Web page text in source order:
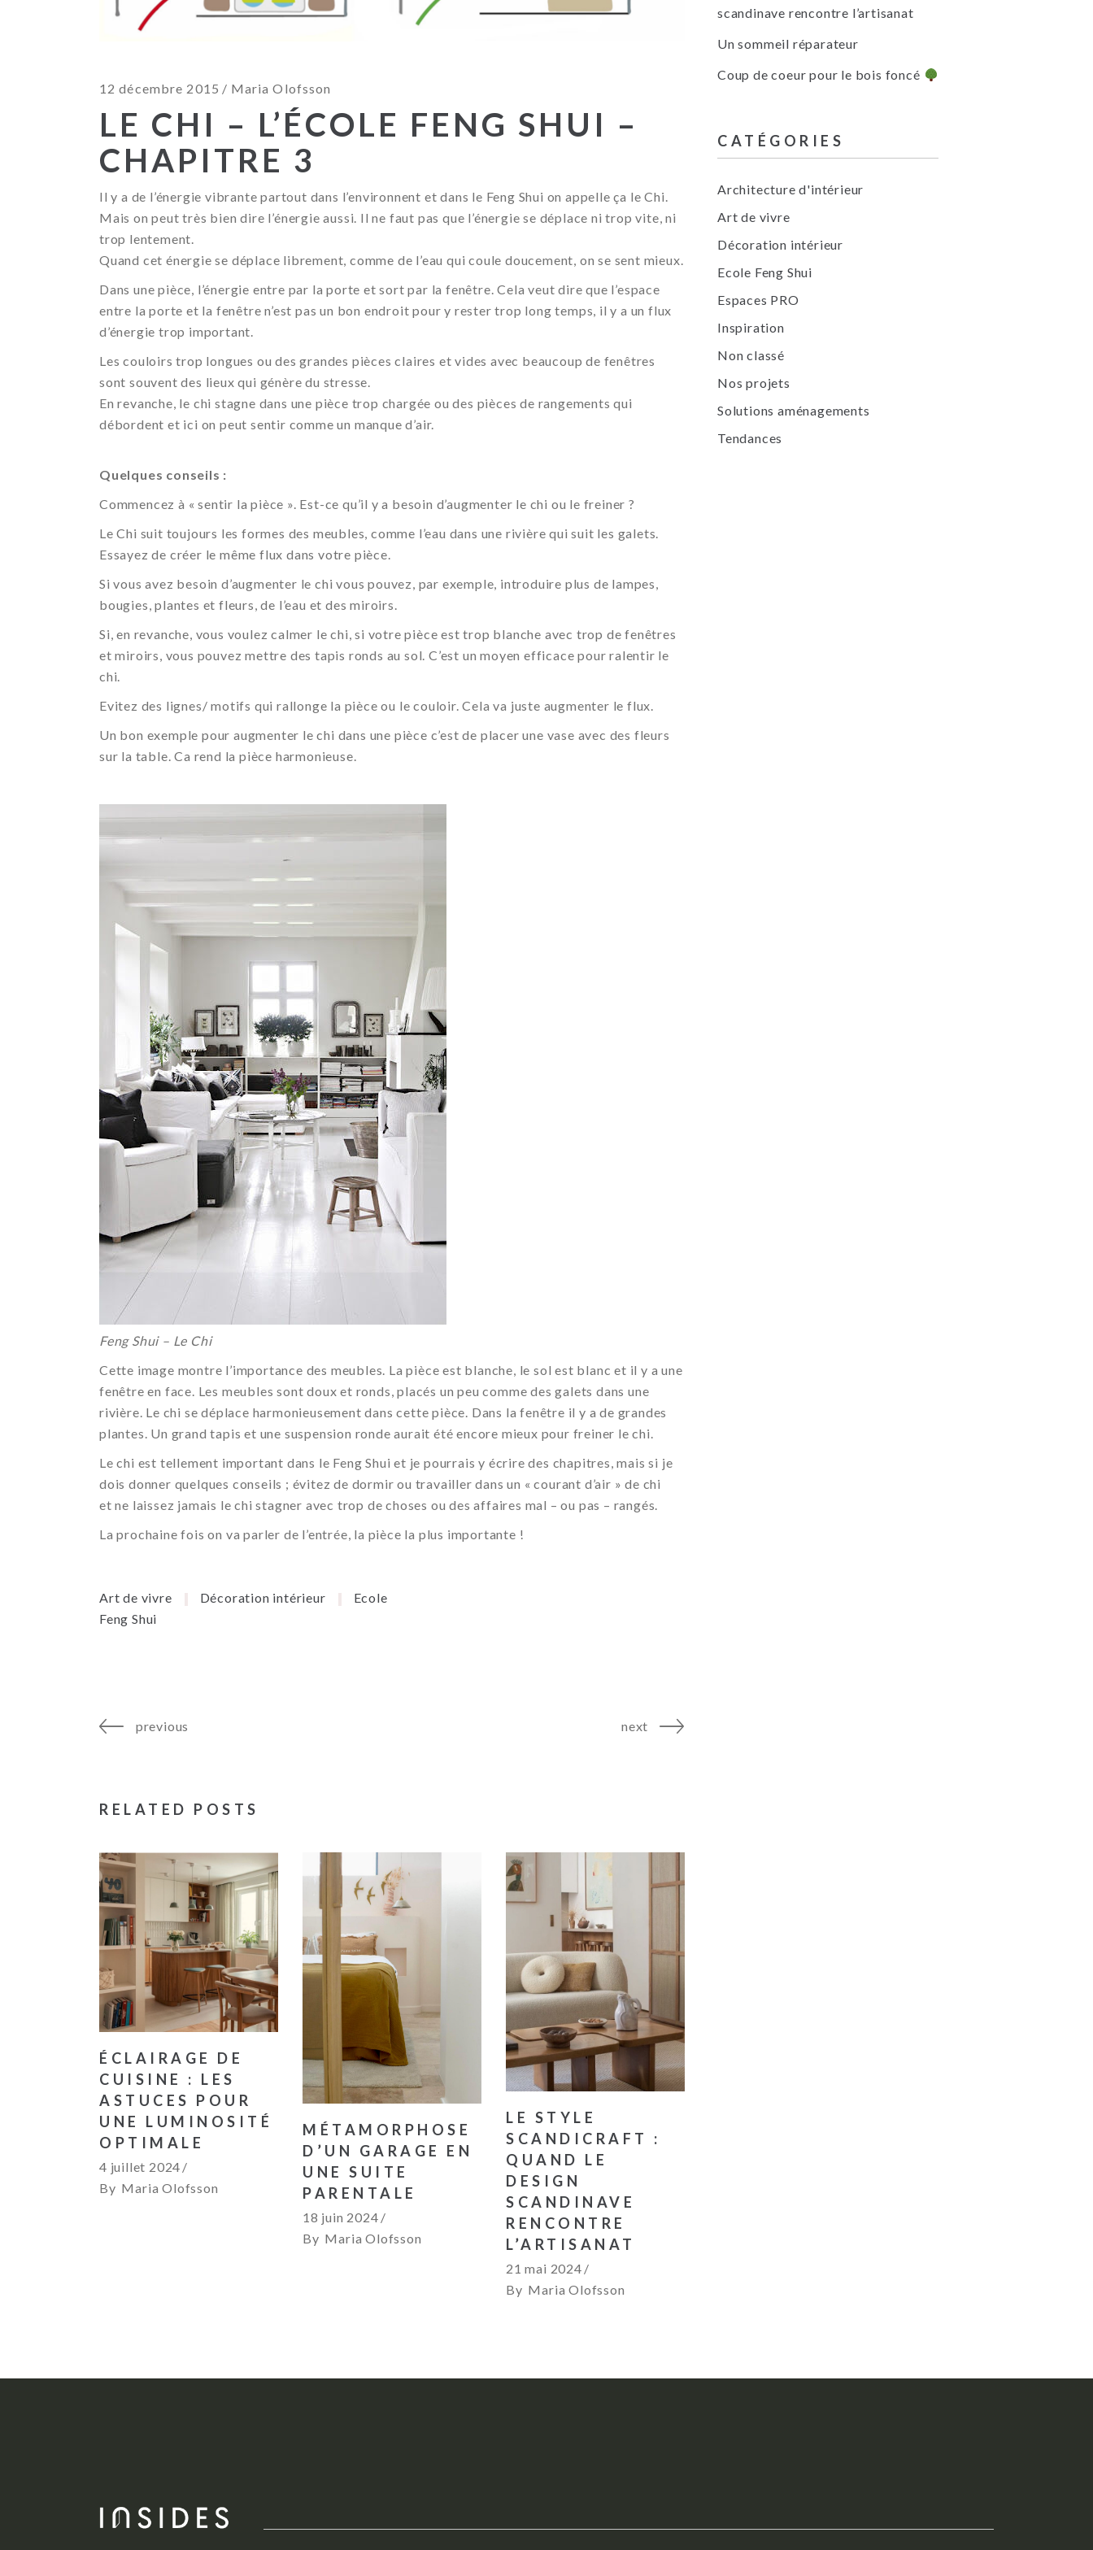
12 décembre 2015 Maria Olofsson
LE CHI – L’ÉCOLE FENG SHUI –
CHAPITRE 3
Il y a de l’énergie vibrante partout dans l’environnent et dans le Feng Shui on appelle ça le Chi.
Mais on peut très bien dire l’énergie aussi. Il ne faut pas que l’énergie se déplace ni trop vite, ni
trop lentement.
Quand cet énergie se déplace librement, comme de l’eau qui coule doucement, on se sent mieux.
Dans une pièce, l’énergie entre par la porte et sort par la fenêtre. Cela veut dire que l’espace
entre la porte et la fenêtre n’est pas un bon endroit pour y rester trop long temps, il y a un flux
d’énergie trop important.
Les couloirs trop longues ou des grandes pièces claires et vides avec beaucoup de fenêtres
sont souvent des lieux qui génère du stresse.
En revanche, le chi stagne dans une pièce trop chargée ou des pièces de rangements qui
débordent et ici on peut sentir comme un manque d’air.
Quelques conseils :
Commencez à « sentir la pièce ». Est-ce qu’il y a besoin d’augmenter le chi ou le freiner ?
Le Chi suit toujours les formes des meubles, comme l’eau dans une rivière qui suit les galets.
Essayez de créer le même flux dans votre pièce.
Si vous avez besoin d’augmenter le chi vous pouvez, par exemple, introduire plus de lampes,
bougies, plantes et fleurs, de l’eau et des miroirs.
Si, en revanche, vous voulez calmer le chi, si votre pièce est trop blanche avec trop de fenêtres
et miroirs, vous pouvez mettre des tapis ronds au sol. C’est un moyen efficace pour ralentir le
chi.
Evitez des lignes/ motifs qui rallonge la pièce ou le couloir. Cela va juste augmenter le flux.
Un bon exemple pour augmenter le chi dans une pièce c’est de placer une vase avec des fleurs
sur la table. Ca rend la pièce harmonieuse.
Feng Shui – Le Chi
Cette image montre l’importance des meubles. La pièce est blanche, le sol est blanc et il y a une
fenêtre en face. Les meubles sont doux et ronds, placés un peu comme des galets dans une
rivière. Le chi se déplace harmonieusement dans cette pièce. Dans la fenêtre il y a de grandes
plantes. Un grand tapis et une suspension ronde aurait été encore mieux pour freiner le chi.
Le chi est tellement important dans le Feng Shui et je pourrais y écrire des chapitres, mais si je
dois donner quelques conseils ; évitez de dormir ou travailler dans un « courant d’air » de chi
et ne laissez jamais le chi stagner avec trop de choses ou des affaires mal – ou pas – rangés.
La prochaine fois on va parler de l’entrée, la pièce la plus importante !
Art de vivre Décoration intérieur
Ecole
Feng Shui
previous next
RELATED POSTS
ÉCLAIRAGE DE
CUISINE : LES
ASTUCES POUR
UNE LUMINOSITÉ
OPTIMALE
4 juillet 2024
By Maria Olofsson
MÉTAMORPHOSE
D’UN GARAGE EN
UNE SUITE
PARENTALE
18 juin 2024
By Maria Olofsson
LE STYLE
SCANDICRAFT :
QUAND LE
DESIGN
SCANDINAVE
RENCONTRE
L’ARTISANAT
21 mai 2024
By Maria Olofsson
scandinave rencontre l’artisanat
Un sommeil réparateur
Coup de coeur pour le bois foncé
CATÉGORIES
Architecture d'intérieur
Art de vivre
Décoration intérieur
Ecole Feng Shui
Espaces PRO
Inspiration
Non classé
Nos projets
Solutions aménagements
Tendances